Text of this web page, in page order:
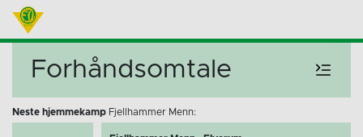
Forhåndsomtale
Neste hjemmekamp Fjellhammer Menn: